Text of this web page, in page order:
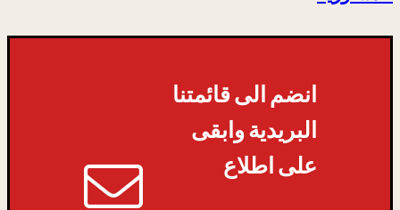
انضم الى قائمتنا
البريدية وابقى
على اطلاع